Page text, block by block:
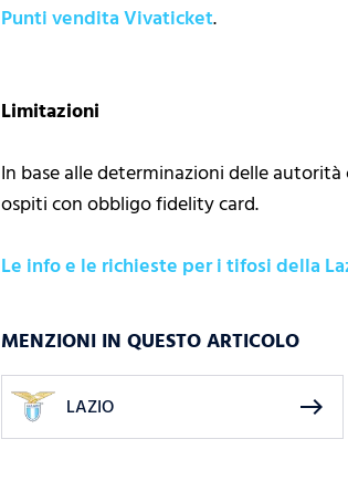
Punti vendita Vivaticket.
Limitazioni
In base alle determinazioni delle
ospiti con obbligo fidelity card.
Le info e le richieste per i tifosi della
MENZIONI IN QUESTO ARTICOLO
LAZIO east